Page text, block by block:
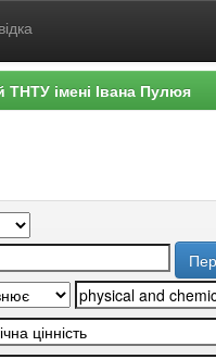
ТНТУ імені Івана Пулюя